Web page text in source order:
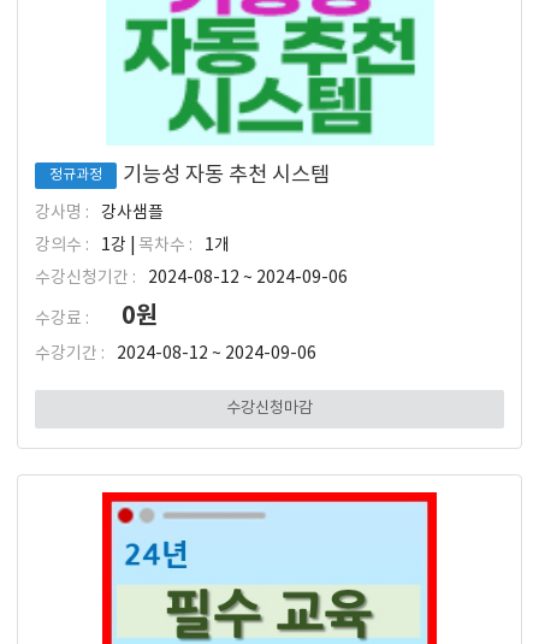
정규과정 기능성 자동 추천 시스템
강사명 :
강사샘플
강의수 :
1강 | 목차수 :
1개
수강신청기간 :
2024-08-12 ~ 2024-09-06
수강료 : 0원
수강기간 : 2024-08-12 ~ 2024-09-06
수강신청마감